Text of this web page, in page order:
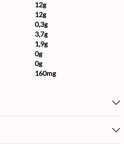
12g
12g
0,3g
3,7g
1,9g
0g
0g
160mg